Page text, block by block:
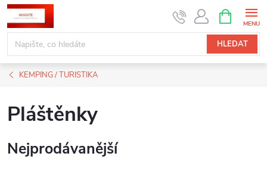
Přejít
na
obsah
HLEDAT
NÁKUPNÍ
KOŠÍK
KEMPING / TURISTIKA
Pláštěnky
Nejprodávanější